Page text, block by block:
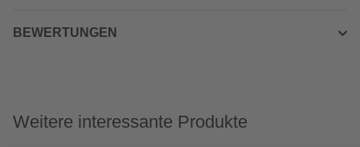
BEWERTUNGEN
Weitere interessante Produkte